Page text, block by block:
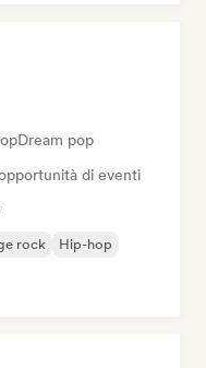
Dream pop
di eventi
rock
Hip-hop